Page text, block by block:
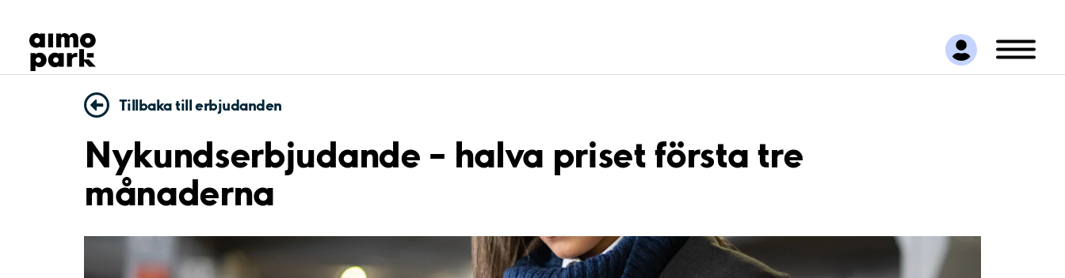
Hitta parkering
Samarbete
Kundservice
Om Aimo ParkTillbaka till erbjudanden
Nykundserbjudande – halva priset första tre
månaderna